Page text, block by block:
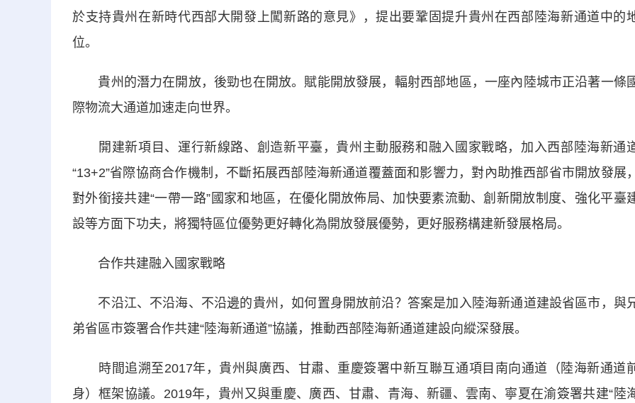
於支持貴州在新時代西部大開發上闖新路的意見》，提出要鞏固提升貴州在西部陸海新通道中的
位。
貴州的潛力在開放，後勁也在開放。賦能開放發展，輻射西部地區，一座內陸城市正沿著一條
際物流大通道加速走向世界。
開建新項目、運行新線路、創造新平臺，貴州主動服務和融入國家戰略，加入西部陸海新通
“13+2”省際協商合作機制，不斷拓展西部陸海新通道覆蓋面和影響力，對內助推西部省市開放發展，
對外銜接共建“一帶一路”國家和地區，在優化開放佈局、加快要素流動、創新開放制度、強化平臺
設等方面下功夫，將獨特區位優勢更好轉化為開放發展優勢，更好服務構建新發展格局。
合作共建融入國家戰略
不沿江、不沿海、不沿邊的貴州，如何置身開放前沿？答案是加入陸海新通道建設省區市，與
弟省區市簽署合作共建“陸海新通道”協議，推動西部陸海新通道建設向縱深發展。
時間追溯至2017年，貴州與廣西、甘肅、重慶簽署中新互聯互通項目南向通道（陸海新通道
身）框架協議。2019年，貴州又與重慶、廣西、甘肅、青海、新疆、雲南、寧夏在渝簽署共建“陸